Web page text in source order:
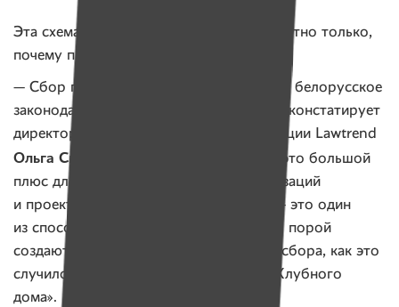
Эта схема несложная и понятная. Непонятно только,
почему происходят запреты сборов.
— Сбор пожертвований в ящики сегодня белорусское
законодательно никак не регулирует, — констатирует
директор центра правовой трансформации Lawtrend
Ольга Смолянко
. — С одной стороны, это большой
плюс для многих общественных организаций
и проектов, для которых такие ящики — это один
из способов найти финансирование. Но порой
создаются проблемы при организации сбора, как это
случилось с концертом в поддержку «Клубного
дома».